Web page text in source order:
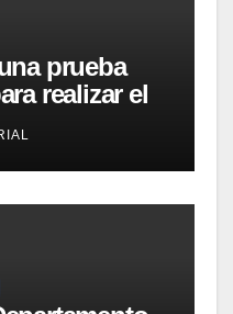
prueba
realizar el
de